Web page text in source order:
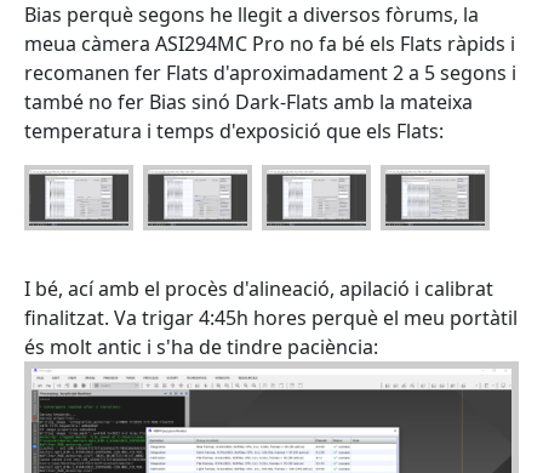
Bias perquè segons he llegit a diversos fòrums, la
meua càmera ASI294MC Pro no fa bé els Flats ràpids i
recomanen fer Flats d'aproximadament 2 a 5 segons i
també no fer Bias sinó Dark-Flats amb la mateixa
temperatura i temps d'exposició que els Flats:
I bé, ací amb el procès d'alineació, apilació i calibrat
finalitzat. Va trigar 4:45h hores perquè el meu portàtil
és molt antic i s'ha de tindre paciència: